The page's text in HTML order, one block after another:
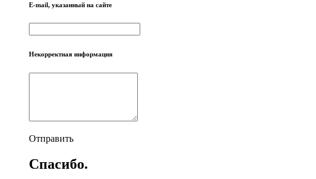
E-mail, указанный на сайте
Некорректная информация
Отправить
Спасибо.